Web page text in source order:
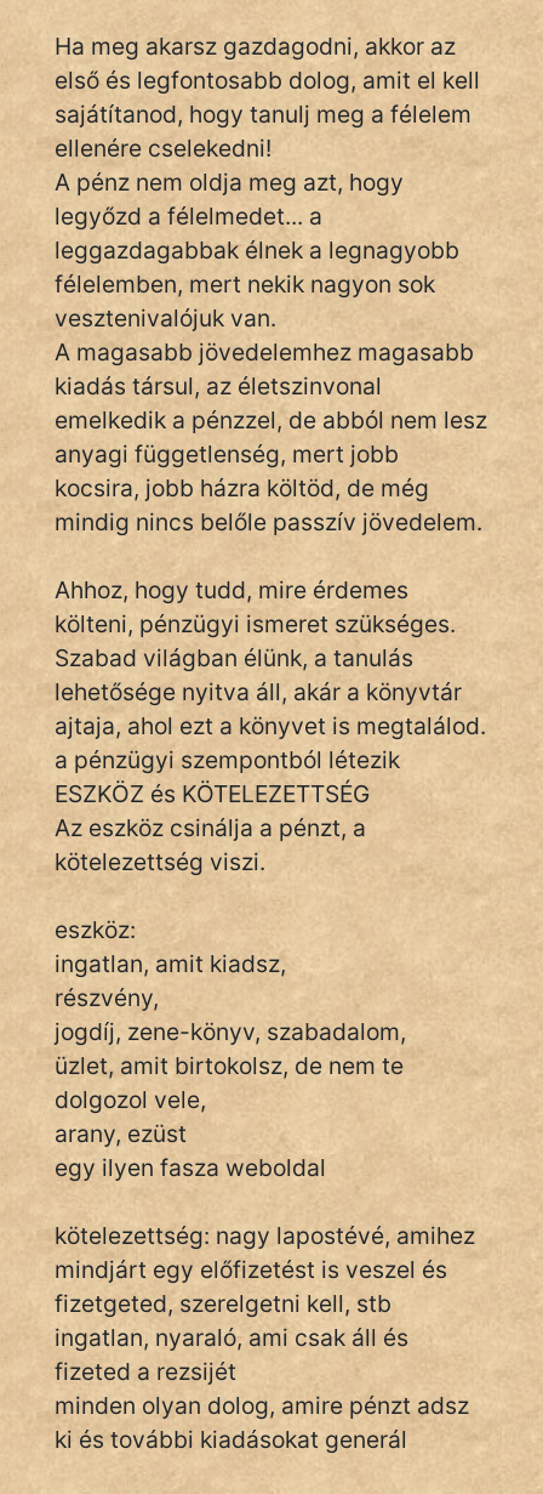
Hunor
Jób Gedeon
Láron Ádám
mikkamakka
vörös ördög
nagyöreg
NapHold
Név nélkül
pszichopati
szegény legény
szemfüles
Ha meg akarsz gazdagodni, akkor az
első és legfontosabb dolog, amit el kell
sajátítanod, hogy tanulj meg a félelem
ellenére cselekedni!
A pénz nem oldja meg azt, hogy
legyőzd a félelmedet... a
leggazdagabbak élnek a legnagyobb
félelemben, mert nekik nagyon sok
vesztenivalójuk van.
A magasabb jövedelemhez magasabb
kiadás társul, az életszinvonal
emelkedik a pénzzel, de abból nem lesz
anyagi függetlenség, mert jobb
kocsira, jobb házra költöd, de még
mindig nincs belőle passzív jövedelem.
Ahhoz, hogy tudd, mire érdemes
költeni, pénzügyi ismeret szükséges.
Szabad világban élünk, a tanulás
lehetősége nyitva áll, akár a könyvtár
ajtaja, ahol ezt a könyvet is megtalálod.
a pénzügyi szempontból létezik
ESZKÖZ és KÖTELEZETTSÉG
Az eszköz csinálja a pénzt, a
kötelezettség viszi.
eszköz:
ingatlan, amit kiadsz,
részvény,
jogdíj, zene-könyv, szabadalom,
üzlet, amit birtokolsz, de nem te
dolgozol vele,
arany, ezüst
egy ilyen fasza weboldal
kötelezettség: nagy lapostévé, amihez
mindjárt egy előfizetést is veszel és
fizetgeted, szerelgetni kell, stb
ingatlan, nyaraló, ami csak áll és
fizeted a rezsijét
minden olyan dolog, amire pénzt adsz
ki és további kiadásokat generál